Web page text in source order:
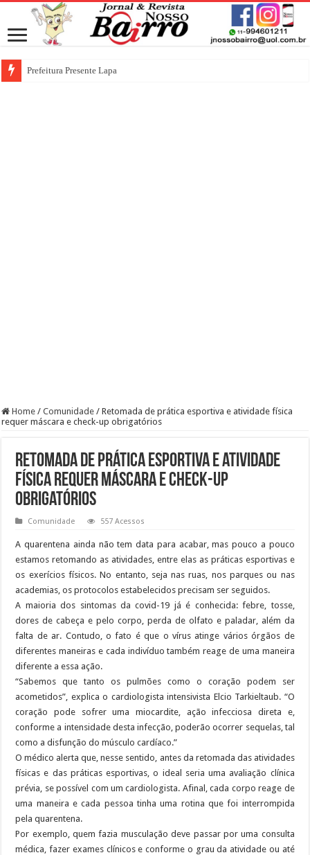
Prefeitura Presente Lapa
Home / Comunidade / Retomada de prática esportiva e atividade física
requer máscara e check-up obrigatórios
Retomada de prática esportiva e atividade
física requer máscara e check-up
obrigatórios
Comunidade 557 Acessos
A quarentena ainda não tem data para acabar, mas pouco a pouco
estamos retomando as atividades, entre elas as práticas esportivas e
os exerícios físicos. No entanto, seja nas ruas, nos parques ou nas
academias, os protocolos estabelecidos precisam ser seguidos.
A maioria dos sintomas da covid-19 já é conhecida: febre, tosse,
dores de cabeça e pelo corpo, perda de olfato e paladar, além da
falta de ar. Contudo, o fato é que o vírus atinge vários órgãos de
diferentes maneiras e cada indivíduo também reage de uma maneira
diferente a essa ação.
“Sabemos que tanto os pulmões como o coração podem ser
acometidos”, explica o cardiologista intensivista Elcio Tarkieltaub. “O
coração pode sofrer uma miocardite, ação infecciosa direta e,
conforme a intensidade desta infecção, poderão ocorrer sequelas, tal
como a disfunção do músculo cardíaco.”
O médico alerta que, nesse sentido, antes da retomada das atividades
físicas e das práticas esportivas, o ideal seria uma avaliação clínica
prévia, se possível com um cardiologista. Afinal, cada corpo reage de
uma maneira e cada pessoa tinha uma rotina que foi interrompida
pela quarentena.
Por exemplo, quem fazia musculação deve passar por uma consulta
médica, fazer exames clínicos e conforme o grau da atividade ou até